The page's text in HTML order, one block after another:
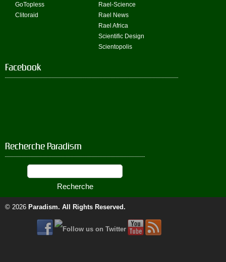
GoTopless
Clitoraid
Rael-Science
Rael News
Rael Africa
Scientific Design
Scientopolis
Facebook
Recherche Paradism
© 2026 Paradism. All Rights Reserved.